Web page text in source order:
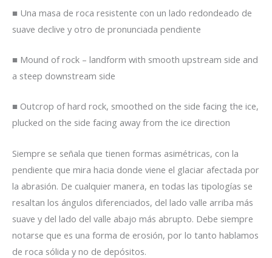
■ Una masa de roca resistente con un lado redondeado de
suave declive y otro de pronunciada pendiente
■ Mound of rock – landform with smooth upstream side and
a steep downstream side
■ Outcrop of hard rock, smoothed on the side facing the ice,
plucked on the side facing away from the ice direction
Siempre se señala que tienen formas asimétricas, con la
pendiente que mira hacia donde viene el glaciar afectada por
la abrasión. De cualquier manera, en todas las tipologías se
resaltan los ángulos diferenciados, del lado valle arriba más
suave y del lado del valle abajo más abrupto. Debe siempre
notarse que es una forma de erosión, por lo tanto hablamos
de roca sólida y no de depósitos.